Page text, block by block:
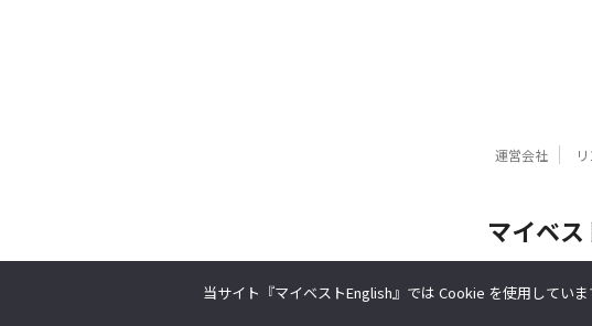
運営会社
マイベ
©
当サイト『マイベストEnglish』では Cookie を使用してい